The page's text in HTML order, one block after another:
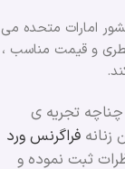
امارات متحده می
و قیمت مناسب ،
تجریه ی
زنانه فراگرنس ورد
ثبت نموده و